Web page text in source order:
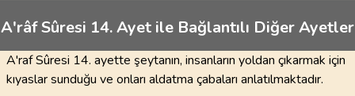
A'râf Sûresi 14. Ayet ile Bağlantılı Diğer Ayetler
A'raf Sûresi 14. ayette şeytanın, insanların yoldan çıkarmak için
kıyaslar sunduğu ve onları aldatma çabaları anlatılmaktadır.